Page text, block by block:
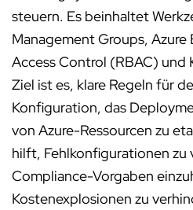
steuern. Es beinhaltet
Management Groups,
Access Control (RBAC) und
Ziel ist es, klare Regeln für
Konfiguration, das
von Azure-Ressourcen zu
hilft, Fehlkonfigurationen zu
Compliance-Vorgaben
Kostenexplosionen zu